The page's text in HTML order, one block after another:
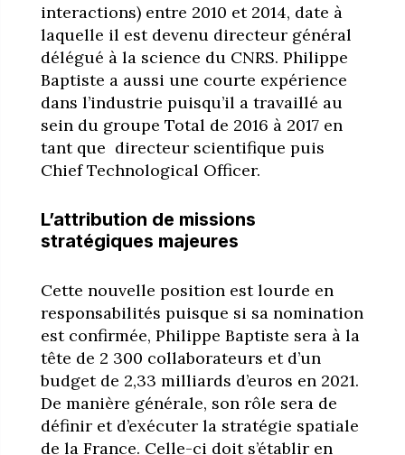
interactions) entre 2010 et 2014, date à
laquelle il est devenu directeur général
délégué à la science du CNRS. Philippe
Baptiste a aussi une courte expérience
dans l’industrie puisqu’il a travaillé au
sein du groupe Total de 2016 à 2017 en
tant que directeur scientifique puis
Chief Technological Officer.
L’attribution de missions
stratégiques majeures
Cette nouvelle position est lourde en
responsabilités puisque si sa nomination
est confirmée, Philippe Baptiste sera à la
tête de 2 300 collaborateurs et d’un
budget de 2,33 milliards d’euros en 2021.
De manière générale, son rôle sera de
définir et d’exécuter la stratégie spatiale
de la France. Celle-ci doit s’établir en